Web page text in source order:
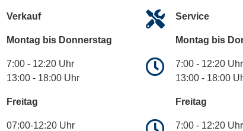
Verkauf
Montag bis Donnerstag
7:00 - 12:20 Uhr
13:00 - 18:00 Uhr
Freitag
07:00-12:20 Uhr
Service
Montag bis
7:00 - 12:20 Uhr
13:00 - 18:00
Freitag
7:00 - 12:20 Uhr